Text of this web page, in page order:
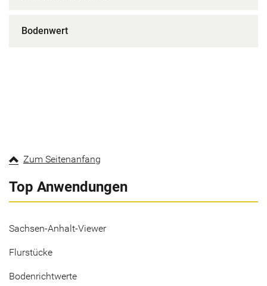
Bodenwert
Zum Seitenanfang
Top Anwendungen
Sachsen-Anhalt-Viewer
Flurstücke
Bodenrichtwerte